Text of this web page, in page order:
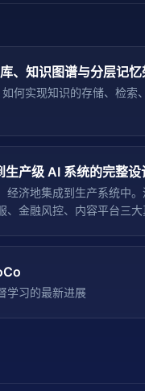
、知识图谱与分层记忆
何实现知识的存储、检
产级 AI 系统的完整设
济地集成到生产系统中
金融风控、内容平台三大
学习的最新进展